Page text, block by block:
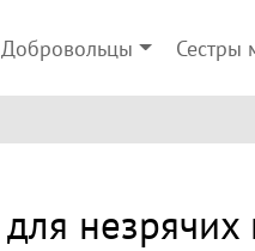
Добровольцы Сестры